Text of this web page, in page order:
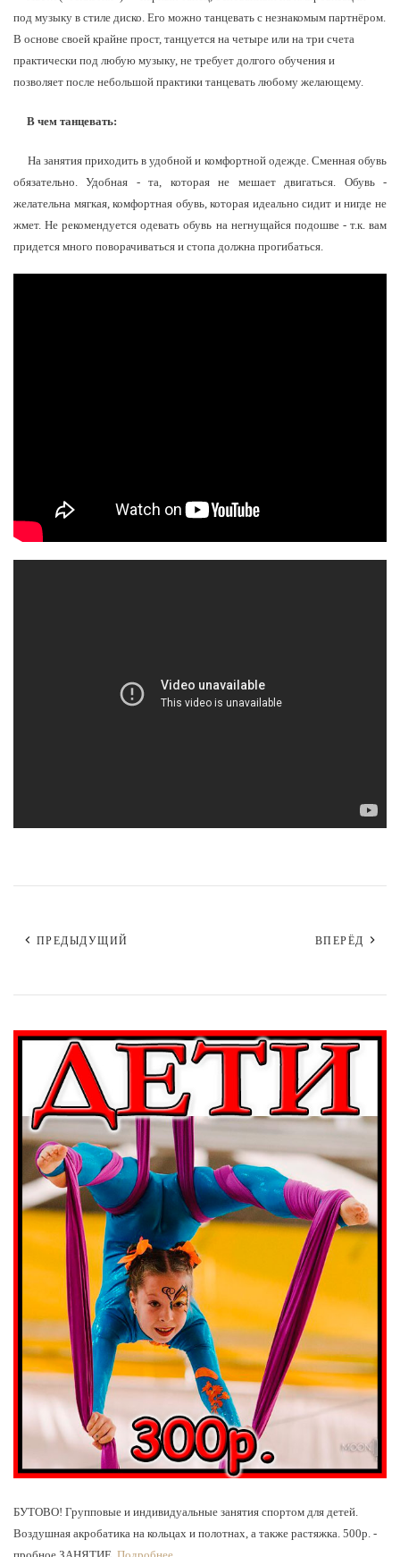
под музыку в стиле диско. Его можно танцевать с незнакомым партнёром.
В основе своей крайне прост, танцуется на четыре или на три счета
практически под любую музыку, не требует долгого обучения и
позволяет после небольшой практики танцевать любому желающему.
В чем танцевать:
На занятия приходить в удобной и комфортной одежде. Сменная обувь
обязательно. Удобная - та, которая не мешает двигаться. Обувь -
желательна мягкая, комфортная обувь, которая идеально сидит и нигде не
жмет. Не рекомендуется одевать обувь на негнущайся подошве - т.к. вам
придется много поворачиваться и стопа должна прогибаться.
ПРЕДЫДУЩИЙ ВПЕРЁД
БУТОВО! Групповые и индивидуальные занятия спортом для детей.
Воздушная акробатика на кольцах и полотнах, а также растяжка. 500р. -